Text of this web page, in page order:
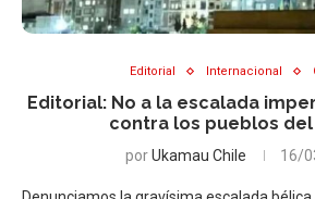
Editorial Internacional
Editorial: No a la escalada
contra los pueblos
porUkamau Chile 16/